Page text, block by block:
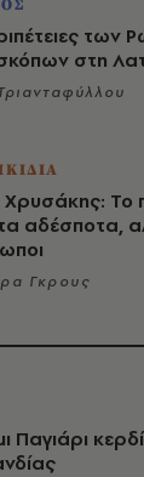
των
στη
Χρυσάκης: Το
τα αδέσποτα,
Γκρους
Παγιάρι